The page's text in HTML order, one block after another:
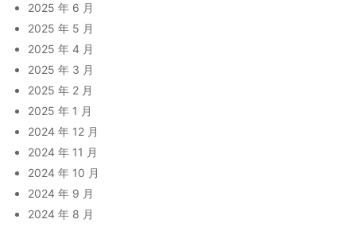
2025 年 6 月
2025 年 5 月
2025 年 4 月
2025 年 3 月
2025 年 2 月
2025 年 1 月
2024 年 12 月
2024 年 11 月
2024 年 10 月
2024 年 9 月
2024 年 8 月